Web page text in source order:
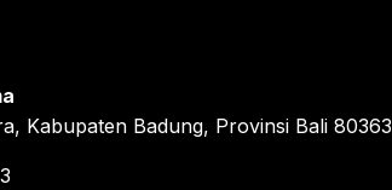
Kabupaten Badung, Provinsi Bali 80363